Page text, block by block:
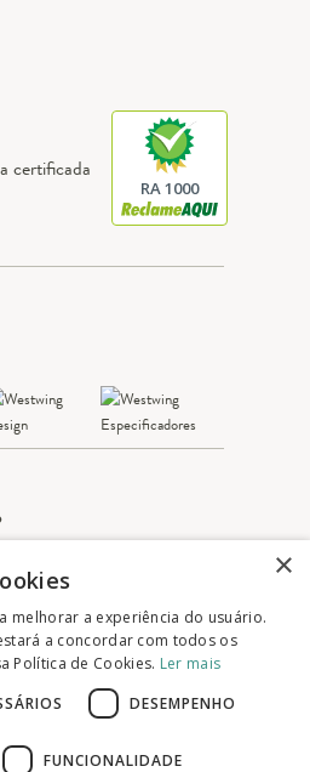
certificada
RA 1000
Google play
Comércio Varejista S.A
VAREJISTA S.A
0001-50
×
melhorar a experiência do usuário.
a concordar com todos os
Política de Cookies. Ler mais
DESEMPENHO
FUNCIONALIDADE